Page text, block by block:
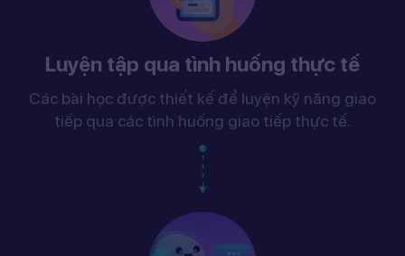
Luyện tập qua tình huống thực tế
Các bài học được thiết kế để luyện kỹ năng giao
tiếp qua các tình huống giao tiếp thực tế.